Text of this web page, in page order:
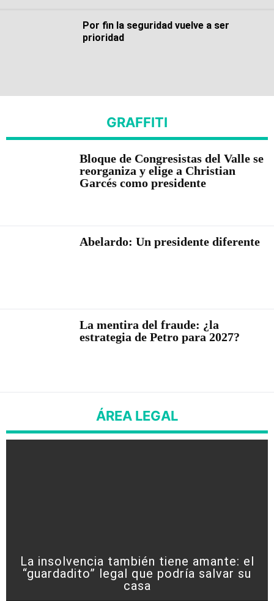
Por fin la seguridad vuelve a ser
prioridad
GRAFFITI
Bloque de Congresistas del Valle se
reorganiza y elige a Christian
Garcés como presidente
Abelardo: Un presidente diferente
La mentira del fraude: ¿la
estrategia de Petro para 2027?
ÁREA LEGAL
La insolvencia también tiene amante: el
“guardadito” legal que podría salvar su
casa